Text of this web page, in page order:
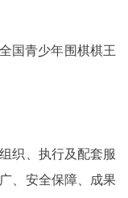
国青少年围棋棋王
织、执行及配套服
、安全保障、成果